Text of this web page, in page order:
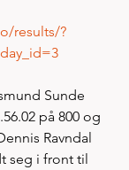
results/?
Sunde
på 800 og
Ravndal
seg i front til